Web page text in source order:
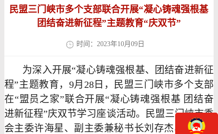
民盟三门峡市多个支部联合开展“凝心铸魂强根基
团结奋进新征程”主题教育“庆双节”
时间：2023年10月09日
为深入开展“凝心铸魂强根基、团结奋进新征
程”主题教育，9月28日，民盟三门峡市多个支部
在“盟员之家”联合开展“凝心铸魂强根基 团结奋
进新征程”庆双节学习座谈活动。民盟三门峡市委
会主委许海星、副主委兼秘书长刘存杰、市委会